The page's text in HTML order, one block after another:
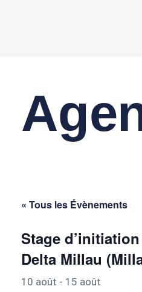
« Tous les Évènements
Stage
Delta Millau
10 août - 15 août